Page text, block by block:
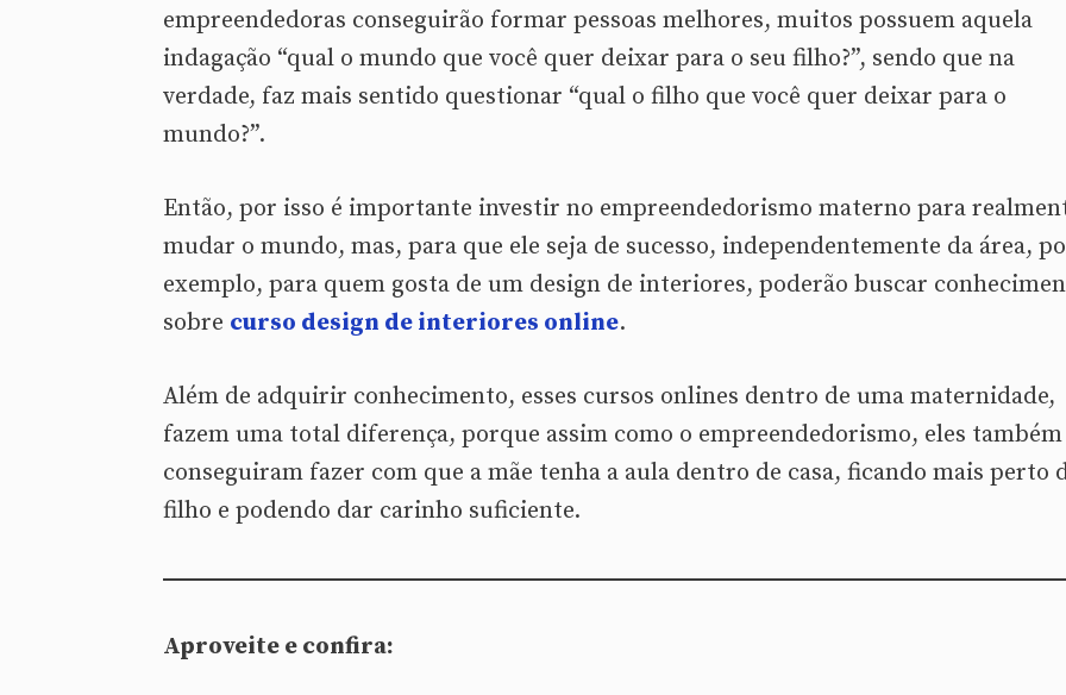
empreendedoras conseguirão formar pessoas melhores, muitos possuem aquela
indagação “qual o mundo que você quer deixar para o seu filho?”, sendo que na
verdade, faz mais sentido questionar “qual o filho que você quer deixar para o
mundo?”.
Então, por isso é importante investir no empreendedorismo materno para
mudar o mundo, mas, para que ele seja de sucesso, independentemente da área,
exemplo, para quem gosta de um design de interiores, poderão buscar
sobre curso design de interiores online.
Além de adquirir conhecimento, esses cursos onlines dentro de uma maternidade,
fazem uma total diferença, porque assim como o empreendedorismo, eles também
conseguiram fazer com que a mãe tenha a aula dentro de casa, ficando mais perto
filho e podendo dar carinho suficiente.
Aproveite e confira: